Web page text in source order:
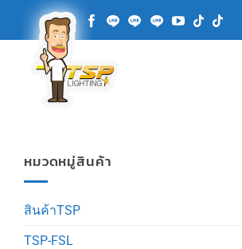
หมวดหมู่สินค้า
สินค้าTSP
TSP-FSL